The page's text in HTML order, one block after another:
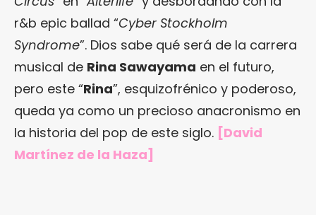
r&b epic ballad “Cyber Stockholm
Syndrome”. Dios sabe qué será de la carrera
musical de Rina Sawayama en el futuro,
pero este “Rina”, esquizofrénico y poderoso,
queda ya como un precioso anacronismo en
la historia del pop de este siglo. [David
Martínez de la Haza]